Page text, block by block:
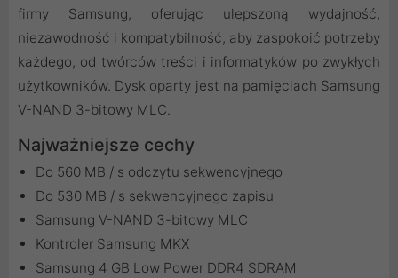
firmy Samsung, oferując ulepszoną wydajność,
niezawodność i kompatybilność, aby zaspokoić potrzeby
każdego, od twórców treści i informatyków po zwykłych
użytkowników. Dysk oparty jest na pamięciach Samsung
V-NAND 3-bitowy MLC.
Najważniejsze cechy
Do 560 MB / s odczytu sekwencyjnego
Do 530 MB / s sekwencyjnego zapisu
Samsung V-NAND 3-bitowy MLC
Kontroler Samsung MKX
Samsung 4 GB Low Power DDR4 SDRAM